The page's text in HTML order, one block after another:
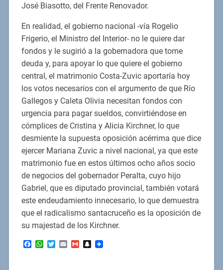
José Biasotto, del Frente Renovador.
En realidad, el gobierno nacional -vía Rogelio
Frigerio, el Ministro del Interior- no le quiere dar
fondos y le sugirió a la gobernadora que tome
deuda y, para apoyar lo que quiere el gobierno
central, el matrimonio Costa-Zuvic aportaría hoy
los votos necesarios con el argumento de que Río
Gallegos y Caleta Olivia necesitan fondos con
urgencia para pagar sueldos, convirtiéndose en
cómplices de Cristina y Alicia Kirchner, lo que
desmiente la supuesta oposición acérrima que dice
ejercer Mariana Zuvic a nivel nacional, ya que este
matrimonio fue en estos últimos ocho años socio
de negocios del gobernador Peralta, cuyo hijo
Gabriel, que es diputado provincial, también votará
este endeudamiento innecesario, lo que demuestra
que el radicalismo santacruceño es la oposición de
su majestad de los Kirchner.
Facebook
WhatsApp
TwitterEmailGmailSnapchat